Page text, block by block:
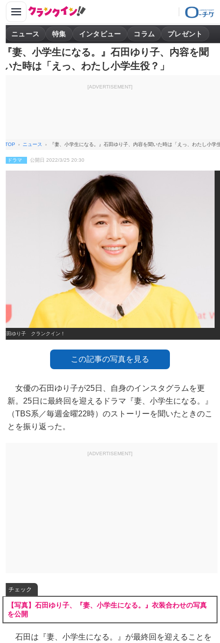
ニュース 特集 インタビュー コラム プレゼント
『妻、小学生になる。』石田ゆり子、内容を聞
いた時は「えっ、わたし小学生役？」
[ADVERTISEMENT]
TOP ニュース 『妻、小学生になる。』石田ゆり子、内容を聞いた時は「えっ、わたし小学
ドラマ 公開日 2022/3/25 20:30
石田ゆり子 クランクイン！
この記事の写真を見る
女優の石田ゆり子が25日、自身のインスタグラムを更
新。25日に最終回を迎えるドラマ『妻、小学生になる。』
（TBS系／毎週金曜22時）のストーリーを聞いたときのこ
とを振り返った。
[ADVERTISEMENT]
チェック
【写真】石田ゆり子、『妻、小学生になる。』衣装合わせの写真
を公開
石田は『妻、小学生になる。』が最終回を迎えることを